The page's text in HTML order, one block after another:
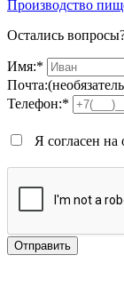
Производство
Остались
Имя:*
Телефон:*
Я согласен
Отправить